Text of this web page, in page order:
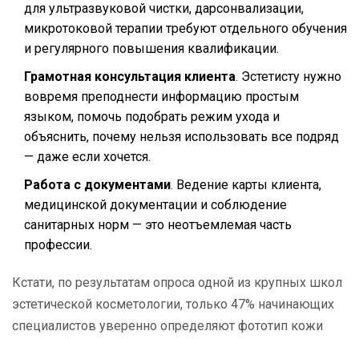
для ультразвуковой чистки, дарсонвализации,
микротоковой терапии требуют отдельного обучения
и регулярного повышения квалификации.
Грамотная консультация клиента. Эстетисту нужно
вовремя преподнести информацию простым
языком, помочь подобрать режим ухода и
объяснить, почему нельзя использовать все подряд
— даже если хочется.
Работа с документами. Ведение карты клиента,
медицинской документации и соблюдение
санитарных норм — это неотъемлемая часть
профессии.
Кстати, по результатам опроса одной из крупных школ
эстетической косметологии, только 47% начинающих
специалистов уверенно определяют фототип кожи